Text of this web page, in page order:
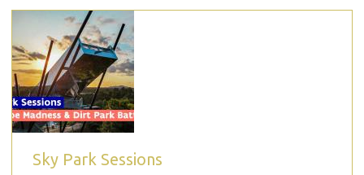
Sky Park Sessions